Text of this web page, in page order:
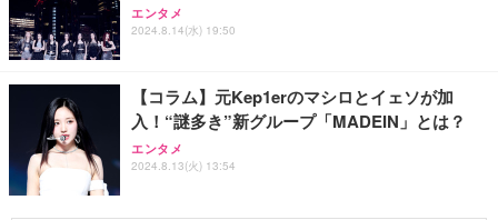
エンタメ
2024.8.14(水) 19:50
【コラム】元Kep1erのマシロとイェソが加
入！“謎多き”新グループ「MADEIN」とは？
エンタメ
2024.8.13(火) 13:54